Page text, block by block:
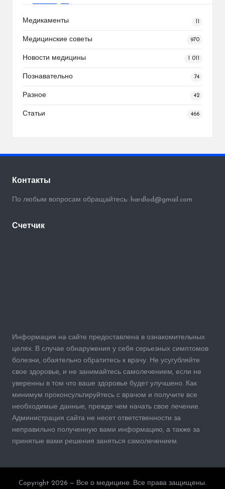
Медикаменты
Медицинские советы 970
Новости медицины 1 011
Познавательно 74
Разное 42
Статьи 466
Контакты
По любым вопросам обращайтесь: hardlod@gmail.com
Счетчик
Информация на сайте предоставлена в ознакомительных
целях. В случае обнаружения у себя серьезных симптомов
болезни, обаятельно обратитесь к врачу. Не усугубляйте
свое здоровье, и не занимайтесь самолечением, если не
уверенны в том что ваше здоровье будет улучшено. Как
минимум проконсультируйтесь с врачом и получите все
необходимые данные, прежде чем начать свое лечение.
Администрация сайта не несет ответственности за
неправильно полученную вами информацию, а также за
принятые вами решения заняться самолечением.
Copyright 2026 — Все о медицине. Все права защищены.